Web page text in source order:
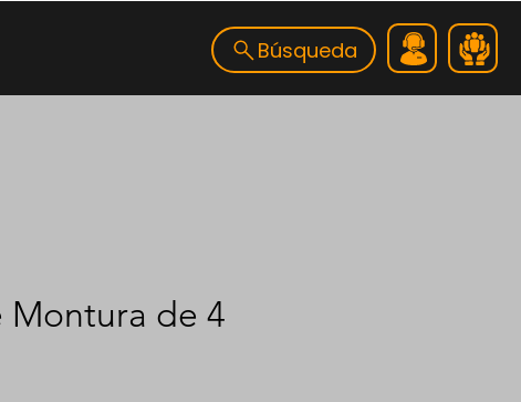
Búsqueda
Montura de 4